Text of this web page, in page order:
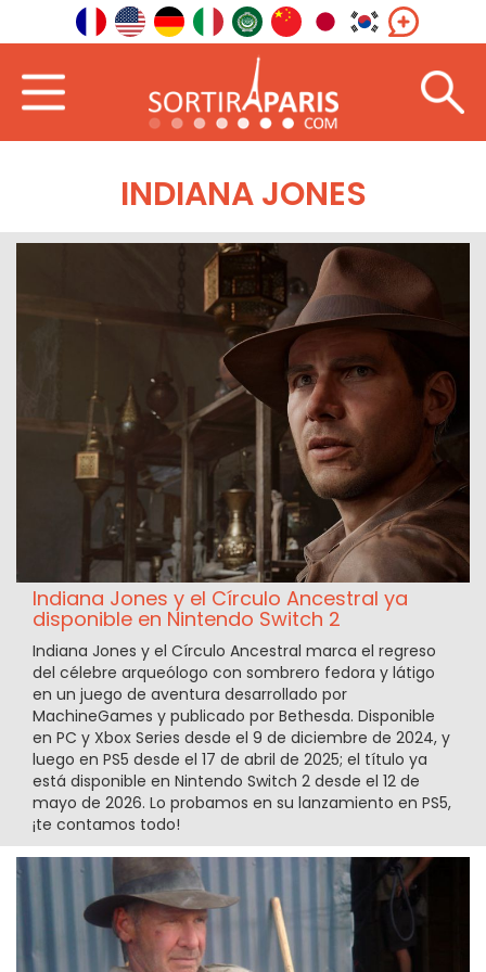
INDIANA JONES
Indiana Jones y el Círculo Ancestral ya
disponible en Nintendo Switch 2
Indiana Jones y el Círculo Ancestral marca el regreso
del célebre arqueólogo con sombrero fedora y látigo
en un juego de aventura desarrollado por
MachineGames y publicado por Bethesda. Disponible
en PC y Xbox Series desde el 9 de diciembre de 2024, y
luego en PS5 desde el 17 de abril de 2025; el título ya
está disponible en Nintendo Switch 2 desde el 12 de
mayo de 2026. Lo probamos en su lanzamiento en PS5,
¡te contamos todo!